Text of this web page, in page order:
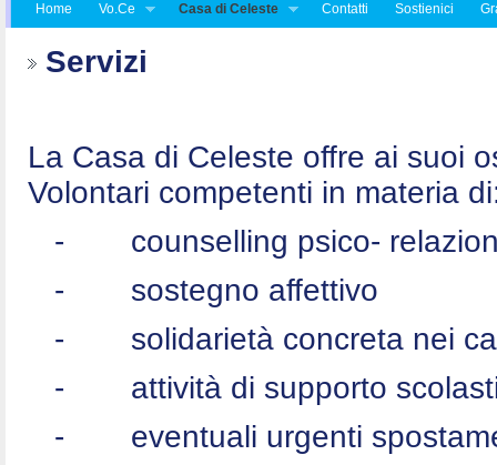
Home Vo.Ce Casa di Celeste Contatti Sostienici
Servizi
La Casa di Celeste offre ai suoi
Volontari competenti in materia
-
counselling psico-
-
sostegno affettivo
-
solidarietà concreta nei
-
attività di supporto
-
eventuali urgenti